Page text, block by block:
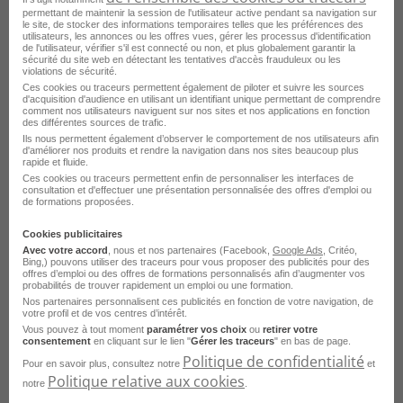
missions maîtrisées. Vous bénéficierez d'un
accompagnement et d'une formation complète au
secteur de l'assurance. Informations complémentaires
: Type de contrat : CDI Rémunération : 24271 à 28000€
brut/an Horaires : Lundi - Vendredi (différents choix
d'horaires)OUSemaine de 4 jours Autres éléments de
rémunération : - Titres restaurant (10€/ journée
travaillée dont 60% de part employeur) - Indemnité
50% frais transport en commun (sur justificatif) - Prime
de participation (en moyenne 80% d'un mois de
l'entreprise (en moyenne 800€) (dès 3 mois
d'ancienneté sur l'année civile en cours) - Plan
d'Epargne Groupe et PERECO - Complémentaire Santé
prise en charge à 80% - Prévoyance - 2 jours de
télétravail possibles par semaine (dès 6 à 12 mois
d'ancienneté) Localisation : 330 Avenue de San Severo,
01000 Bourg-en-Bresse
permettant de maintenir la session de l'utilisateur active pendant sa navigation sur
le site, de stocker des informations temporaires telles que les préférences des
utilisateurs, les annonces ou les offres vues, gérer les processus d'identification
de l'utilisateur, vérifier s'il est connecté ou non, et plus globalement garantir la
sécurité du site web en détectant les tentatives d'accès frauduleux ou les
violations de sécurité.
Ces cookies ou traceurs permettent également de piloter et suivre les sources
d'acquisition d'audience en utilisant un identifiant unique permettant de comprendre
comment nos utilisateurs naviguent sur nos sites et nos applications en fonction
des différentes sources de trafic.
Ils nous permettent également d’observer le comportement de nos utilisateurs afin
d'améliorer nos produits et rendre la navigation dans nos sites beaucoup plus
rapide et fluide.
Ces cookies ou traceurs permettent enfin de personnaliser les interfaces de
consultation et d'effectuer une présentation personnalisée des offres d'emploi ou
de formations proposées.
Cookies publicitaires
Avec votre accord , nous et nos partenaires (Facebook, Google Ads , Critéo,
Bing,) pouvons utiliser des traceurs pour vous proposer des publicités pour des
offres d’emploi ou des offres de formations personnalisés afin d’augmenter vos
probabilités de trouver rapidement un emploi ou une formation.
Nos partenaires personnalisent ces publicités en fonction de votre navigation, de
votre profil et de vos centres d’intérêt.
Vous pouvez à tout moment paramétrer vos choix ou retirer votre
consentement en cliquant sur le lien "Gérer les traceurs" en bas de page.
Pour en savoir plus, consultez notre Politique de confidentialité et
notre Politique relative aux cookies